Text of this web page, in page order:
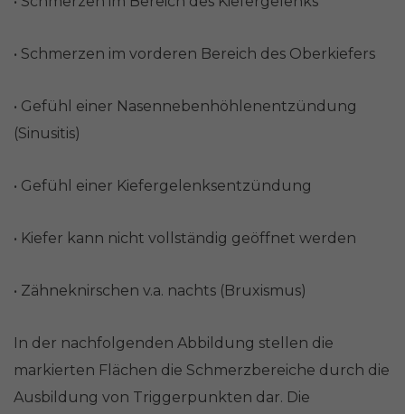
• Schmerzen im vorderen Bereich des Oberkiefers
• Gefühl einer Nasennebenhöhlenentzündung
(Sinusitis)
• Gefühl einer Kiefergelenksentzündung
• Kiefer kann nicht vollständig geöffnet werden
• Zähneknirschen v.a. nachts (Bruxismus)
In der nachfolgenden Abbildung stellen die
markierten Flächen die Schmerzbereiche durch die
Ausbildung von Triggerpunkten dar. Die